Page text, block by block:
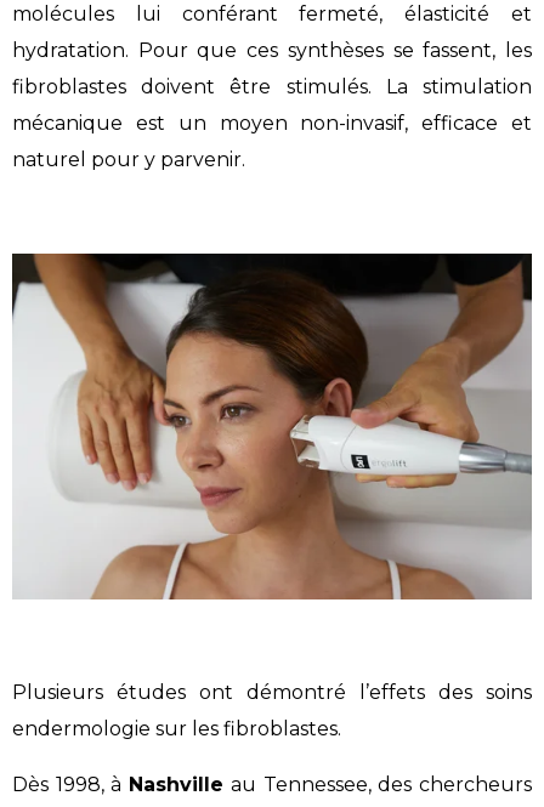
molécules lui conférant fermeté, élasticité et
hydratation. Pour que ces synthèses se fassent, les
fibroblastes doivent être stimulés. La stimulation
mécanique est un moyen non-invasif, efficace et
naturel pour y parvenir.
Plusieurs études ont démontré l’effets des soins
endermologie sur les fibroblastes.
Dès 1998, à Nashville au Tennessee, des chercheurs